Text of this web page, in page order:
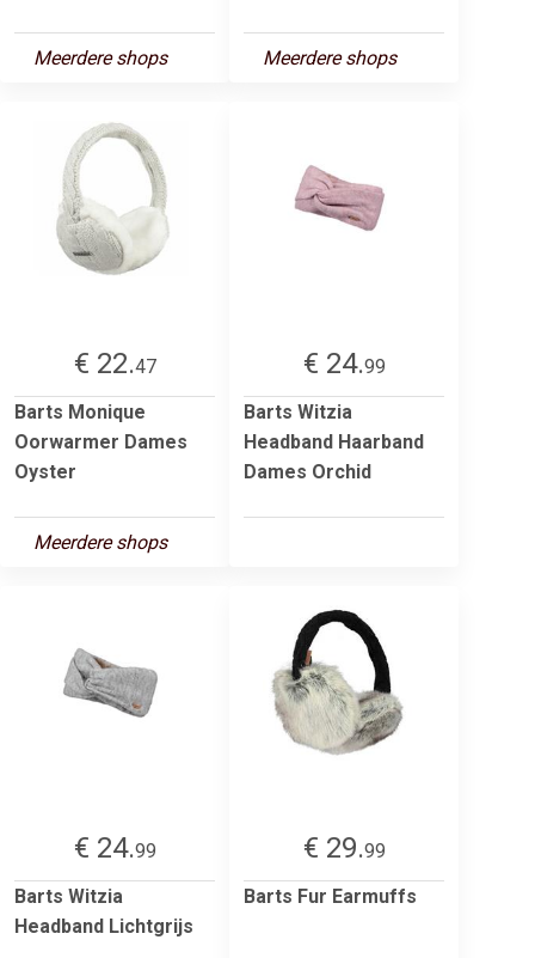
Meerdere shops Meerdere shops
€ 22.47
Barts Monique
Oorwarmer Dames
Oyster
Meerdere shops
€ 24.99
Barts Witzia
Headband Haarband
Dames Orchid
€ 24.99
Barts Witzia
Headband Lichtgrijs
€ 29.99
Barts Fur Earmuffs